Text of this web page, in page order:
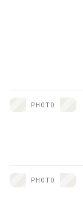
PHOTO
PHOTO